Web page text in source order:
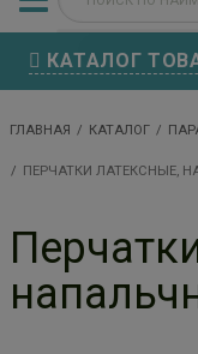
КАТАЛОГ
ГЛАВНАЯ КАТАЛОГ
ПЕРЧАТКИ ЛАТЕКСНЫЕ,